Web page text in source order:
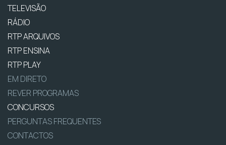
TELEVISÃO
RÁDIO
RTP ARQUIVOS
RTP ENSINA
RTP PLAY
EM DIRETO
REVER PROGRAMAS
CONCURSOS
PERGUNTAS FREQUENTES
CONTACTOS